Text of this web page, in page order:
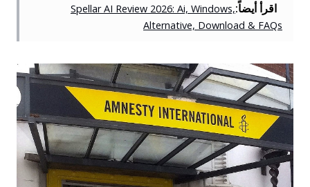
اقرأ أيضاً:Spellar AI Review 2026: Ai, Windows,
Alternative, Download & FAQs